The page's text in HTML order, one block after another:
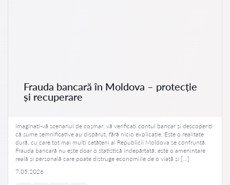
Frauda bancară în Moldova – protecție
și recuperare
Imaginați-vă scenariul de coșmar: vă verificați contul bancar și descoperiți
că sume semnificative au dispărut, fără nicio explicație. Este o realitate
dură, cu care tot mai mulți cetățeni ai Republicii Moldova se confruntă.
Frauda bancară nu este doar o statistică îndepărtată; este o amenințare
reală și personală care poate distruge economiile de o viață și […]
7.05.2026